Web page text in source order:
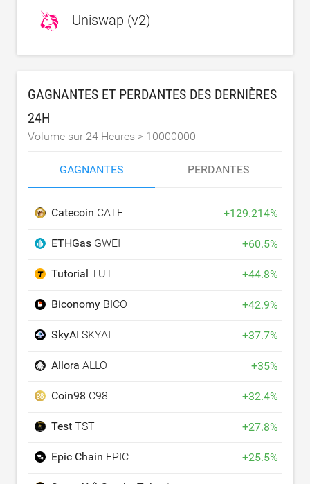
Uniswap (v2)
GAGNANTES ET PERDANTES DES DERNIÈRES
24H
Volume sur 24 Heures > 10000000
GAGNANTES PERDANTES
Catecoin CATE +129.214%
ETHGas GWEI +60.5%
Tutorial TUT +44.8%
Biconomy BICO +42.9%
SkyAI SKYAI +37.7%
Allora ALLO +35%
Coin98 C98 +32.4%
Test TST +27.8%
Epic Chain EPIC +25.5%